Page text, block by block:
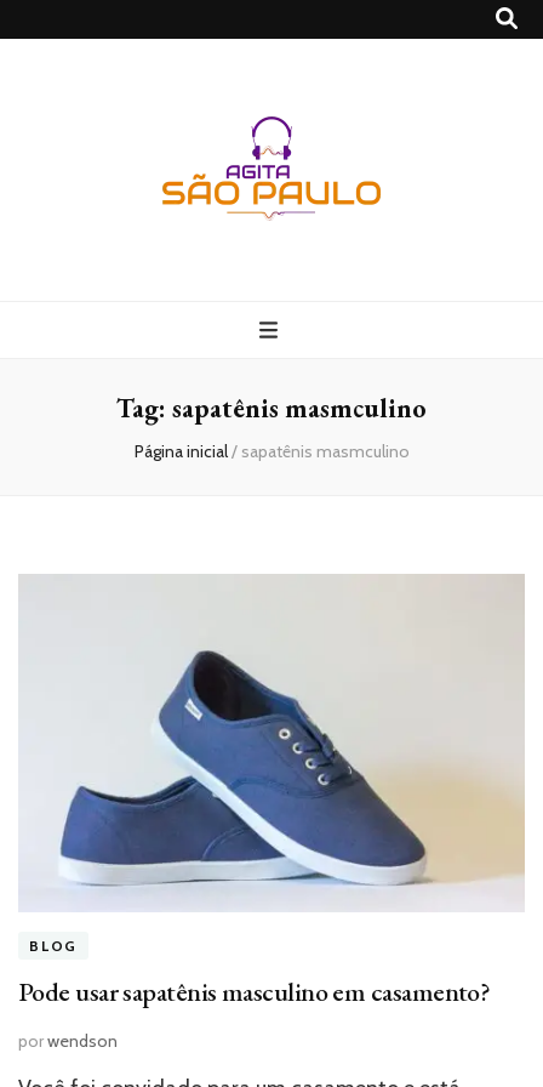
Agito
Tag: sapatênis masmculino
Página inicial/ sapatênis masmculino
BLOG
Pode usar sapatênis masculino em casamento?
porwendson